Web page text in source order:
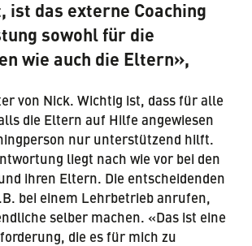
ist das externe Coaching
sowohl für die
wie auch die Eltern»,
von Nick. Wichtig ist, dass für alle
die Eltern auf Hilfe angewiesen
nur unterstützend hilft.
liegt nach wie vor bei den
ihren Eltern. Die entscheidenden
bei einem Lehrbetrieb anrufen,
selber machen. «Das ist eine
die es für mich zu